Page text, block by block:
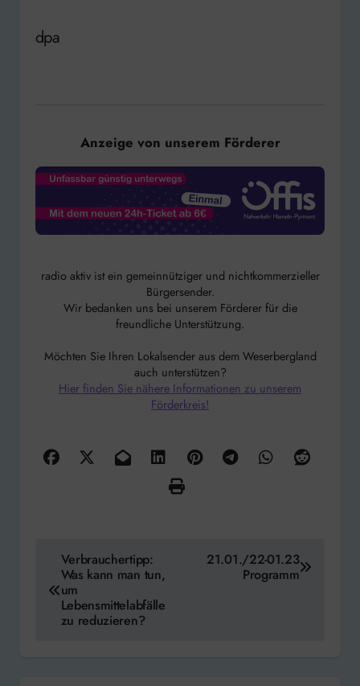
dpa
Anzeige von unserem Förderer
radio aktiv ist ein gemeinnütziger und nichtkommerzieller
Bürgersender.
Wir bedanken uns bei unserem Förderer für die
freundliche Unterstützung.
Möchten Sie Ihren Lokalsender aus dem Weserbergland
auch unterstützen?
Hier finden Sie nähere Informationen zu unserem
Förderkreis!
Beitragsnavigation
Verbrauchertipp:
Was kann man tun,
um
Lebensmittelabfälle
zu reduzieren?
21.01./22-01.23
Programm